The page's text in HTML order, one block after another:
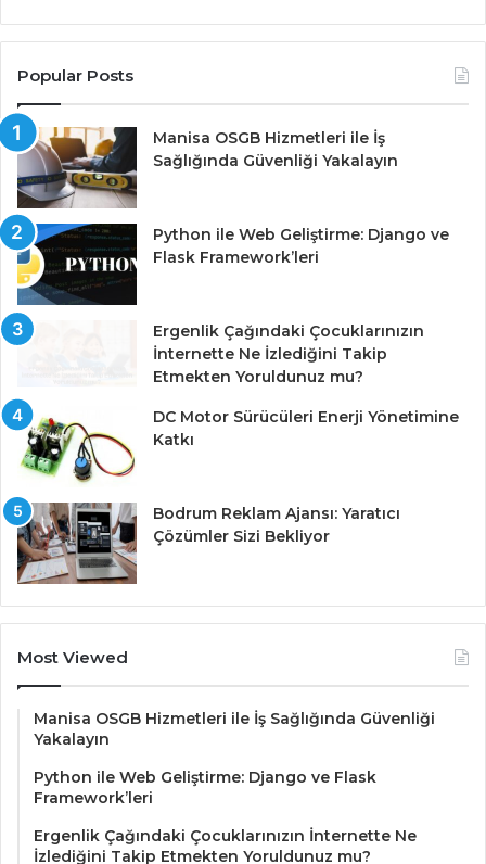
Popular Posts
Manisa OSGB Hizmetleri ile İş
Sağlığında Güvenliği Yakalayın
Python ile Web Geliştirme: Django ve
Flask Framework’leri
Ergenlik Çağındaki Çocuklarınızın
İnternette Ne İzlediğini Takip
Etmekten Yoruldunuz mu?
DC Motor Sürücüleri Enerji Yönetimine
Katkı
Bodrum Reklam Ajansı: Yaratıcı
Çözümler Sizi Bekliyor
Most Viewed
Manisa OSGB Hizmetleri ile İş Sağlığında Güvenliği
Yakalayın
Python ile Web Geliştirme: Django ve Flask
Framework’leri
Ergenlik Çağındaki Çocuklarınızın İnternette Ne
İzlediğini Takip Etmekten Yoruldunuz mu?